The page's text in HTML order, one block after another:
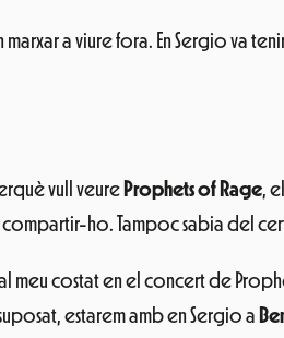
marxar a viure fora. En Sergio va
vull veure Prophets of Rage,
ho. Tampoc sabia del
meu costat en el concert de
estarem amb en Sergio a